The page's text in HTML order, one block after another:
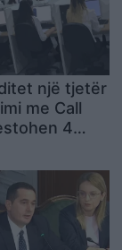
një tjetër
me Call
4